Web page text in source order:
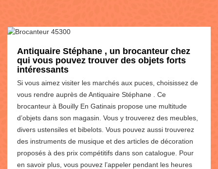
Antiquaire Stéphane , un brocanteur chez
qui vous pouvez trouver des objets forts
intéressants
Si vous aimez visiter les marchés aux puces, choisissez de
vous rendre auprès de Antiquaire Stéphane . Ce
brocanteur à Bouilly En Gatinais propose une multitude
d’objets dans son magasin. Vous y trouverez des meubles,
divers ustensiles et bibelots. Vous pouvez aussi trouverez
des instruments de musique et des articles de décoration
proposés à des prix compétitifs dans son catalogue. Pour
en savoir plus, vous pouvez l’appeler pendant les heures